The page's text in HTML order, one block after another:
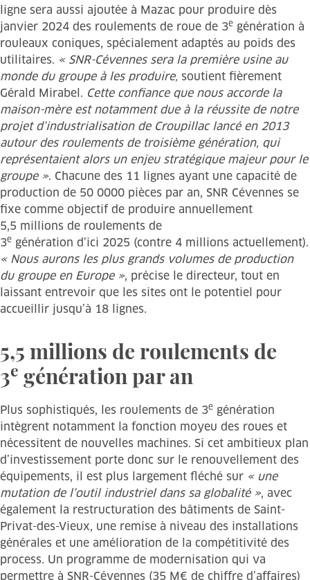
ligne sera aussi ajoutée à Mazac pour produire dès
janvier 2024 des roulements de roue de 3e génération à
rouleaux coniques, spécialement adaptés au poids des
utilitaires. « SNR-Cévennes sera la première usine au
monde du groupe à les produire, soutient fièrement
Gérald Mirabel. Cette confiance que nous accorde la
maison-mère est notamment due à la réussite de notre
projet d’industrialisation de Croupillac lancé en 2013
autour des roulements de troisième génération, qui
représentaient alors un enjeu stratégique majeur pour le
groupe ». Chacune des 11 lignes ayant une capacité de
production de 50 0000 pièces par an, SNR Cévennes se
fixe comme objectif de produire annuellement
5,5 millions de roulements de
3e génération d’ici 2025 (contre 4 millions actuellement).
« Nous aurons les plus grands volumes de production
du groupe en Europe », précise le directeur, tout en
laissant entrevoir que les sites ont le potentiel pour
accueillir jusqu’à 18 lignes.
5,5 millions de roulements de
3e génération par an
Plus sophistiqués, les roulements de 3e génération
intègrent notamment la fonction moyeu des roues et
nécessitent de nouvelles machines. Si cet ambitieux plan
d’investissement porte donc sur le renouvellement des
équipements, il est plus largement fléché sur « une
mutation de l’outil industriel dans sa globalité », avec
également la restructuration des bâtiments de Saint-
Privat-des-Vieux, une remise à niveau des installations
générales et une amélioration de la compétitivité des
process. Un programme de modernisation qui va
permettre à SNR-Cévennes (35 M€ de chiffre d’affaires)